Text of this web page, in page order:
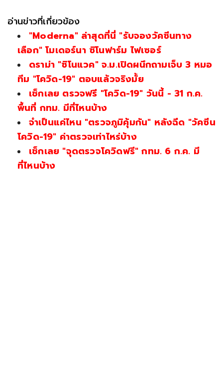
อ่านข่าวที่เกี่ยวข้อง
"Moderna" ล่าสุดที่นี่ "รับจองวัคซีนทาง
เลือก" โมเดอร์นา ซิโนฟาร์ม ไฟเซอร์
ดราม่า "ซิโนแวค" จ.ม.เปิดผนึกถามเจ็บ 3 หมอ
ทีม "โควิด-19" ตอบแล้วจริงมั้ย
เช็กเลย ตรวจฟรี "โควิด-19" วันนี้ - 31 ก.ค.
พื้นที่ กทม. มีที่ไหนบ้าง
จำเป็นแค่ไหน "ตรวจภูมิคุ้มกัน" หลังฉีด "วัคซีน
โควิด-19" ค่าตรวจเท่าไหร่บ้าง
เช็กเลย "จุดตรวจโควิดฟรี" กทม. 6 ก.ค. มี
ที่ไหนบ้าง